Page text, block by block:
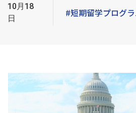
10月18
日
#短期留学プログ